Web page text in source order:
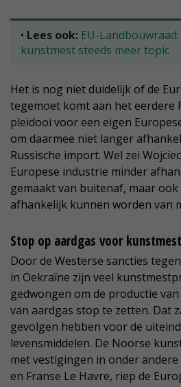
• Lees ook: EU-
kunstmest steeds meer topic
Het is nog niet duidelijk of de
tegemoet komt aan het eerdere
pleidooi voor een eigen
om daarmee niet langer
Russische import. Wel zei
Europese industrie minder
gemaakt van buitenaf, maar
afhankelijk kunnen worden van
Stop op aardgas voor kunstmest
Door de Westerse sancties
in Oekraïne zijn veel
gedwongen om de productie
van aardgas stop te zetten. Dat
gevolgen hebben voor de
levensmiddelen. De Noorse
met vestigingen in onder
en Franse Le Havre, riep de